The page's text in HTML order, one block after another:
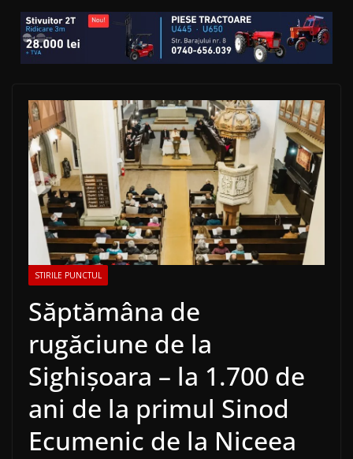
STIRILE PUNCTUL
Săptămâna de
rugăciune de la
Sighișoara – la 1.700 de
ani de la primul Sinod
Ecumenic de la Niceea